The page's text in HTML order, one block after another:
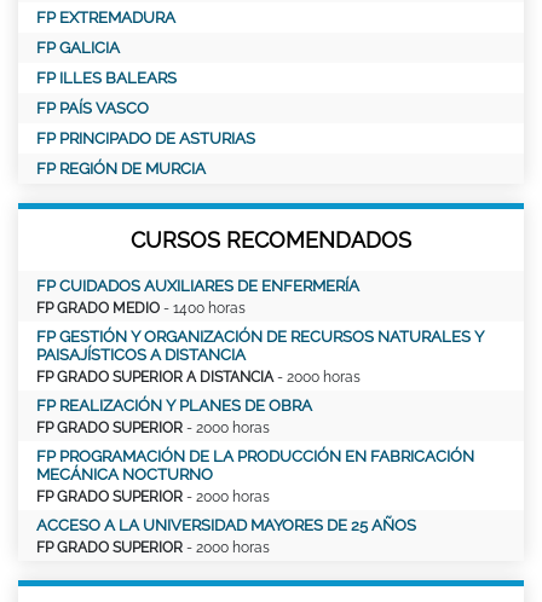
FP EXTREMADURA
FP GALICIA
FP ILLES BALEARS
FP PAÍS VASCO
FP PRINCIPADO DE ASTURIAS
FP REGIÓN DE MURCIA
CURSOS RECOMENDADOS
FP CUIDADOS AUXILIARES DE ENFERMERÍA
FP GRADO MEDIO - 1400 horas
FP GESTIÓN Y ORGANIZACIÓN DE RECURSOS NATURALES Y
PAISAJÍSTICOS A DISTANCIA
FP GRADO SUPERIOR A DISTANCIA - 2000 horas
FP REALIZACIÓN Y PLANES DE OBRA
FP GRADO SUPERIOR - 2000 horas
FP PROGRAMACIÓN DE LA PRODUCCIÓN EN FABRICACIÓN
MECÁNICA NOCTURNO
FP GRADO SUPERIOR - 2000 horas
ACCESO A LA UNIVERSIDAD MAYORES DE 25 AÑOS
FP GRADO SUPERIOR - 2000 horas